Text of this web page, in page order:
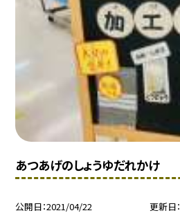
あつあげのしょうゆだれかけ
公開日 2021/04/22 更新日